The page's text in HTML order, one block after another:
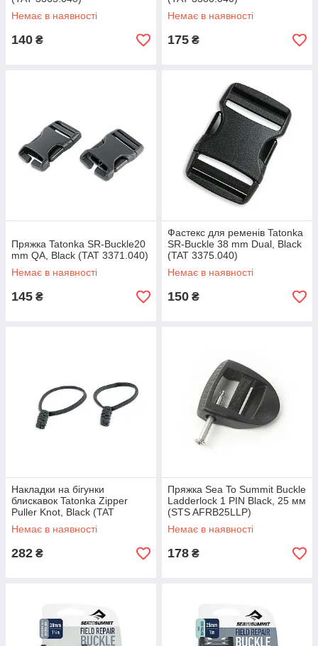
Немає в наявності
140 ₴
Немає в наявності
175 ₴
Пряжка Tatonka SR-Buckle20
mm QA, Black (TAT 3371.040)
Немає в наявності
145 ₴
Фастекс для ременів Tatonka
SR-Buckle 38 mm Dual, Black
(TAT 3375.040)
Немає в наявності
150 ₴
Накладки на бігунки
блискавок Tatonka Zipper
Puller Knot, Black (TAT
3320.040)
Немає в наявності
282 ₴
Пряжка Sea To Summit Buckle
Ladderlock 1 PIN Black, 25 мм
(STS AFRB25LLP)
Немає в наявності
178 ₴